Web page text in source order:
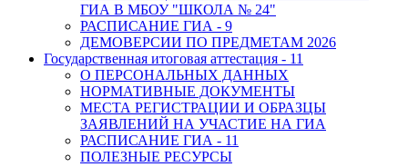
ГИА В МБОУ "ШКОЛА № 24"
РАСПИСАНИЕ ГИА - 9
ДЕМОВЕРСИИ ПО ПРЕДМЕТАМ 2026
Государственная итоговая аттестация - 11
О ПЕРСОНАЛЬНЫХ ДАННЫХ
НОРМАТИВНЫЕ ДОКУМЕНТЫ
МЕСТА РЕГИСТРАЦИИ И ОБРАЗЦЫ
ЗАЯВЛЕНИЙ НА УЧАСТИЕ НА ГИА
РАСПИСАНИЕ ГИА - 11
ПОЛЕЗНЫЕ РЕСУРСЫ